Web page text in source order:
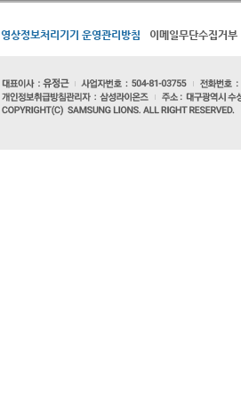
영상정보처리기기 운영관리방침 이메일무단수집거부